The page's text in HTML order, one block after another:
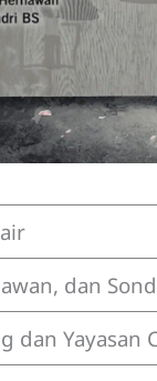
dan
dan Yayasan